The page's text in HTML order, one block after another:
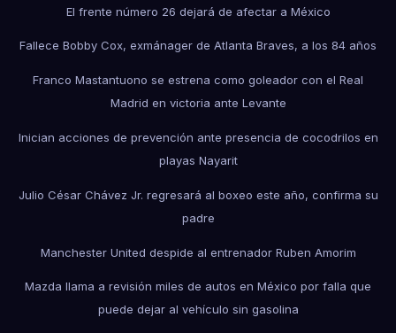
El frente número 26 dejará de afectar a México
Fallece Bobby Cox, exmánager de Atlanta Braves, a los 84 años
Franco Mastantuono se estrena como goleador con el Real
Madrid en victoria ante Levante
Inician acciones de prevención ante presencia de cocodrilos en
playas Nayarit
Julio César Chávez Jr. regresará al boxeo este año, confirma su
padre
Manchester United despide al entrenador Ruben Amorim
Mazda llama a revisión miles de autos en México por falla que
puede dejar al vehículo sin gasolina